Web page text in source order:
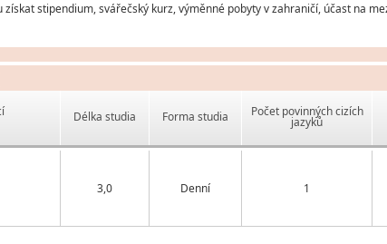
získat stipendium, svářečský kurz, výměnné pobyty v zahraničí, účast na
Délka studia Forma studia Počet povinných cizích
jazyků
3,0 Denní 1